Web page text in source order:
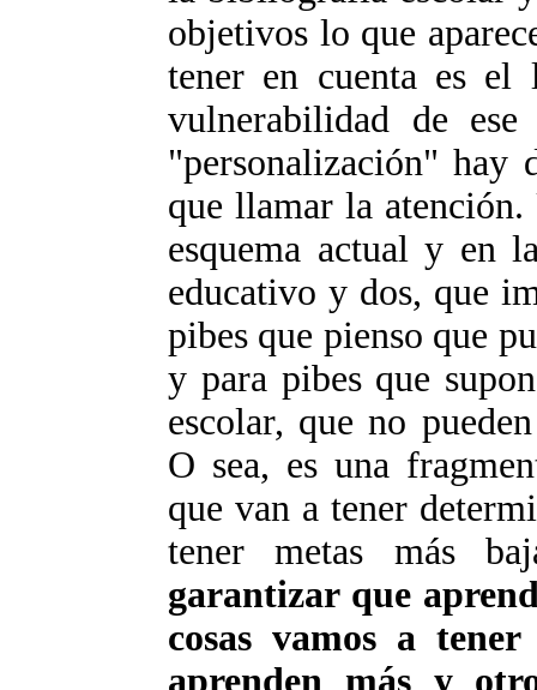
objetivos lo que
tener en cuenta es
vulnerabilidad de
"personalización" hay
que llamar la
esquema actual y en
educativo y dos, que
pibes que pienso que
y para pibes que
escolar, que no
O sea, es una
que van a tener
tener metas más
garantizar que
cosas vamos a
aprenden más y